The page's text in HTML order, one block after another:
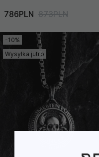
786PLN 873PLN
-10%
Wysyłka jutro